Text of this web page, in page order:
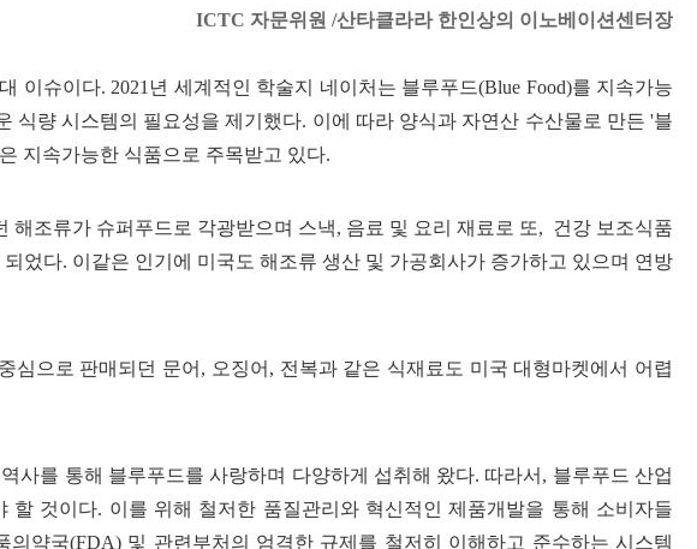
ICTC 자문위원 /산타클라라 한인상의 이노베이션센터장
슈이다. 2021년 세계적인 학술지 네이처는 블루푸드(Blue Food)를 지속가능
량 시스템의 필요성을 제기했다. 이에 따라 양식과 자연산 수산물로 만든 '블
지속가능한 식품으로 주목받고 있다.
조류가 슈퍼푸드로 각광받으며 스낵, 음료 및 요리 재료로 또, 건강 보조식품
었다. 이같은 인기에 미국도 해조류 생산 및 가공회사가 증가하고 있으며 연방
으로 판매되던 문어, 오징어, 전복과 같은 식재료도 미국 대형마켓에서 어렵
사를 통해 블루푸드를 사랑하며 다양하게 섭취해 왔다. 따라서, 블루푸드 산업
것이다. 이를 위해 철저한 품질관리와 혁신적인 제품개발을 통해 소비자들
약국(FDA) 및 관련부처의 엄격한 규제를 철저히 이해하고 준수하는 시스템